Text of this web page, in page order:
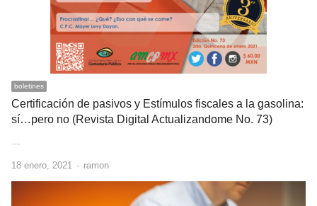
boletines
Certificación de pasivos y Estímulos fiscales a la gasolina:
sí…pero no (Revista Digital Actualizandome No. 73)
…
18 enero, 2021 Author
ramon